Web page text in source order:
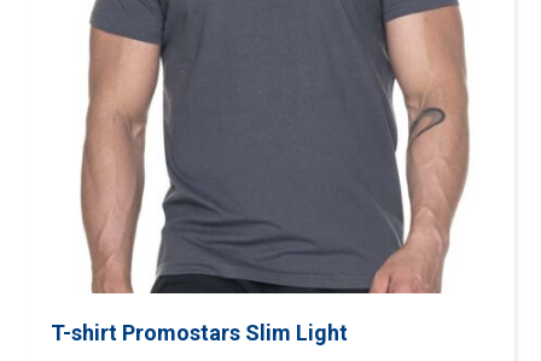
T-shirt Promostars Slim Light